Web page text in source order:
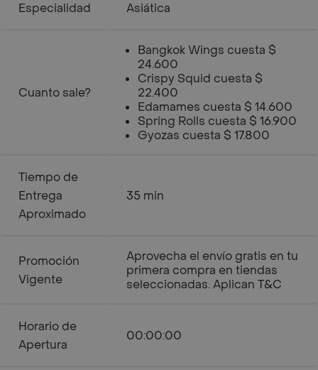
Especialidad Asiática
Cuanto sale?
Bangkok Wings cuesta $
24.600
Crispy Squid cuesta $
22.400
Edamames cuesta $ 14.600
Spring Rolls cuesta $ 16.900
Gyozas cuesta $ 17.800
Tiempo de
Entrega
Aproximado
35 min
Promoción
Vigente
Aprovecha el envío gratis en tu
primera compra en tiendas
seleccionadas. Aplican T&C
Horario de
Apertura
00:00:00